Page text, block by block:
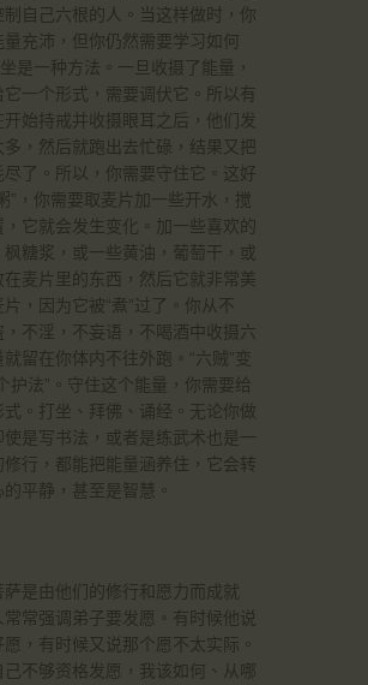
制自己六根的人。当这样做时，你
量充沛，但你仍然需要学习如何
坐是一种方法。一旦收摄了能量，
它一个形式，需要调伏它。所以有
开始持戒并收摄眼耳之后，他们发
多，然后就跑出去忙碌，结果又把
尽了。所以，你需要守住它。这好
”，你需要取麦片加一些开水，搅
，它就会发生变化。加一些喜欢的
枫糖浆，或一些黄油，葡萄干，或
在麦片里的东西，然后它就非常美
，因为它被“煮”过了。你从不
，不淫，不妄语，不喝酒中收摄六
留在你体内不往外跑。“六贼”变
护法”。守住这个能量，你需要给
式。打坐、拜佛、诵经。无论你做
使是写书法，或者是练武术也是一
修行，都能把能量涵养住，它会转
平静，甚至是智慧。
萨是由他们的修行和愿力而成就
常常强调弟子要发愿。有时候他说
，有时候又说那个愿不太实际。
己不够资格发愿，我该如何、从哪